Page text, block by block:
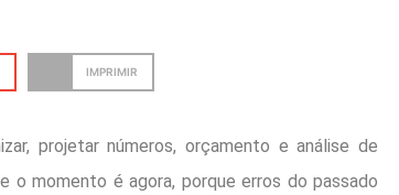
IMPRIMIR
projetar números, orçamento e análise de
o momento é agora, porque erros do passado